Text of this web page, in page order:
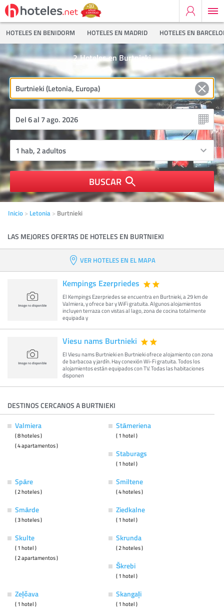
HOTELES EN BENIDORM HOTELES EN MADRID HOTELES EN
Hoteles en Burtnieki
2
BUSCAR
Inicio Letonia Burtnieki
LAS MEJORES OFERTAS DE HOTELES EN BURTNIEKI
VER HOTELES EN EL MAPA
Kempings Ezerpriedes
El Kempings Ezerpriedes se encuentra en Burtnieki, a 29 km de
Valmiera, y ofrece bar y WiFi gratuita. Algunos alojamientos
incluyen terraza con vistas al lago, zona de cocina totalmente
equipada y
Viesu nams Burtnieki
El Viesu nams Burtnieki en Burtnieki ofrece alojamiento con zona
de barbacoa y jardín. Hay conexión Wi-Fi gratuita. Todos los
alojamientos están equipados con TV. Todas las habitaciones
disponen
DESTINOS CERCANOS A BURTNIEKI
Valmiera
( 8 hoteles )
( 4 apartamentos )
Stāmeriena
( 1 hotel )
Staburags
( 1 hotel )
Spāre
( 2 hoteles )
Smiltene
( 4 hoteles )
Smārde
( 3 hoteles )
Ziedkalne
( 1 hotel )
Skulte
( 1 hotel )
( 2 apartamentos )
Skrunda
( 2 hoteles )
Škrebi
( 1 hotel )
Zeļčava
( 1 hotel )
Skangaļi
( 1 hotel )